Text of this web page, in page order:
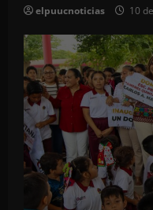
elpuucnoticias 10